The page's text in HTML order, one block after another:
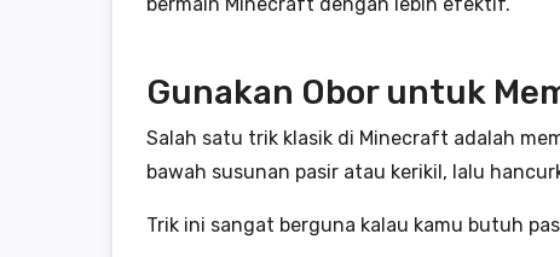
Gunakan Obor untuk
Salah satu trik klasik di Minecraft adalah
bawah susunan pasir atau kerikil, lalu
Trik ini sangat berguna kalau kamu butuh